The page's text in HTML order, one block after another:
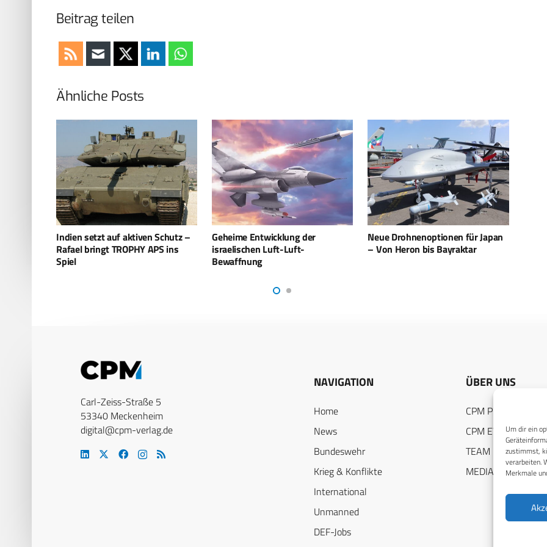
Um dir ein
zustimmst,
verarbeiten.
Merkmale
Beitrag teilen
Ähnliche Posts
Geheime Entwicklung der
israelischen Luft-Luft-
Bewaffnung
Neue Drohnenoptionen für Japan
– Von Heron bis Bayraktar
AUSA: Iron Beam und L-SPIKE 4X
im Fokus
Carl-Zeiss-Straße 5
53340 Meckenheim
digital@cpm-verlag.de
NAVIGATION
Home
News
Bundeswehr
Krieg & Konflikte
International
Unmanned
DEF-Jobs
ÜBER UNS
CPM PUBLICATIONS
CPM EVENTS
TEAM
MEDIADATEN